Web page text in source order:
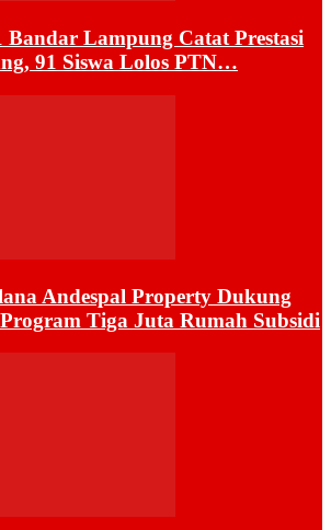
Bandar Lampung Catat Prestasi
91 Siswa Lolos PTN…
Andespal Property Dukung
Tiga Juta Rumah Subsidi